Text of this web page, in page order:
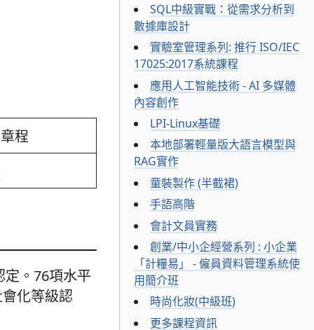
程
。76項水平
化等級認
SQL中級實戰：從需求分析到
數據庫設計
實驗室管理系列: 推行 ISO/IEC
17025:2017系統課程
應用人工智能技術 - AI 多媒體
內容創作
LPI-Linux基礎
本地部署輕量版大語言模型與
RAG實作
童裝製作 (半截裙)
手語高階
會計文員實務
創業/中小企經營系列 : 小企業
「計糧易」 - 僱員資料管理系統使
用簡介班
時尚化妝(中級班)
更多課程資訊